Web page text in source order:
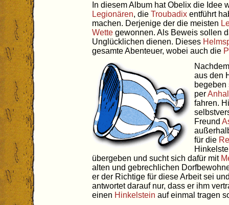
In diesem Album hat Obelix die Idee
Legionären, die Troubadix entführt
machen. Derjenige der die meisten
Wette gewonnen. Als Beweis sollen
Unglücklichen dienen. Dieses
gesamte Abenteuer, wobei auch die
aus den
begeben
per
fahren.
Freund
für die
übergeben und sucht sich dafür mit
alten und gebrechlichen
er der Richtige für diese Arbeit sei
antwortet darauf nur, dass er ihm
einen Hinkelstein auf einmal tragen